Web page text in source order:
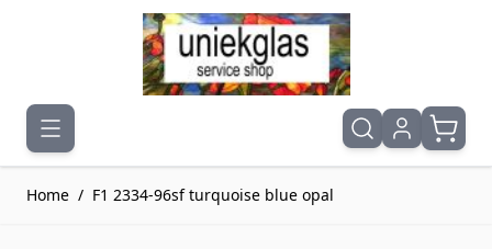
Ga naar de inhoud
Home / F1 2334-96sf turquoise blue opal